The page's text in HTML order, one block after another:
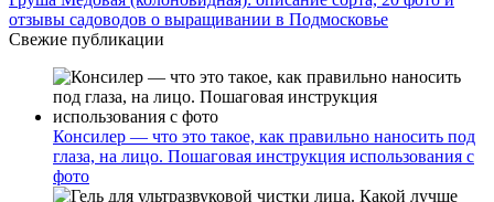
отзывы садоводов о выращивании в Подмосковье
Свежие публикации
Консилер — что это такое, как правильно наносить под
глаза, на лицо. Пошаговая инструкция использования с
фото